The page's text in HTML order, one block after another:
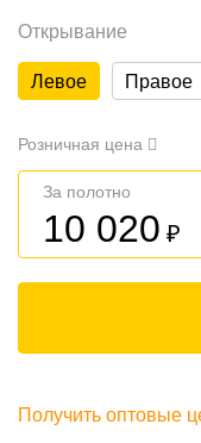
Открывание
Левое Правое
Розничная цена
За полотно
10 020 ₽
Получить оптовые